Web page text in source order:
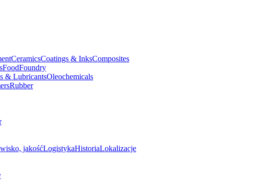
CeramicsCoatings & InksComposites
FoodFoundry
& LubricantsOleochemicals
Rubber
jakośćLogistykaHistoriaLokalizacje